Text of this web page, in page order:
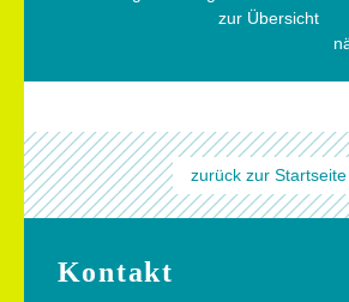
zur Übersicht
zurück zur Startseite
Kontakt